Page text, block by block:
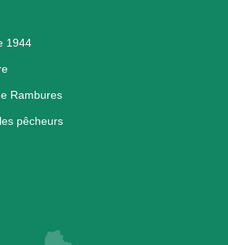
1944
Rambures
pêcheurs